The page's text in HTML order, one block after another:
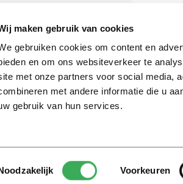
maken gebruik van cookies
gebruiken cookies om content en
en om ons websiteverkeer te
met onze partners voor social media,
met andere informatie die u
gebruik van hun services.
Toestemmingsselectie
Voorkeuren
Vragen,
Adverteren Werken bij Contact